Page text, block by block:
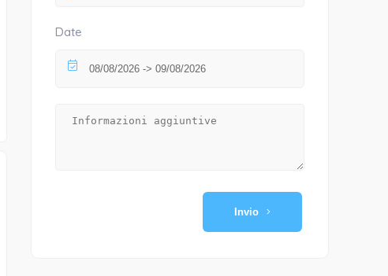
Date
Invio